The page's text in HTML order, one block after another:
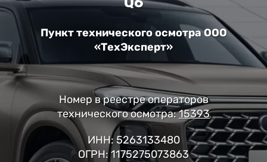
Пункт технического осмотра ООО
«ТехЭксперт»
Номер в реестре операторов
технического осмотра:15393
ИНН: 5263133480
ОГРН: 1175275073863